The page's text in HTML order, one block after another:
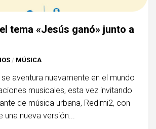
tema «Jesús ganó» junto a
/ MÚSICA
aventura nuevamente en el mundo
musicales, esta vez invitando
de música urbana, Redimi2, con
una nueva versión...